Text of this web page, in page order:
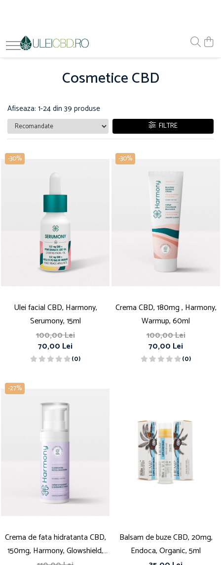
Cosmetice CBD
Afiseaza: 1-24din 39 produse
FILTRE
-30%
Ulei facial CBD, Harmony,
Serumony, 15ml
100,00 Lei
70,00 Lei
(0)
-30%
Crema CBD, 180mg , Harmony,
Warmup, 60ml
100,00 Lei
70,00 Lei
(0)
-27%
Crema de fata hidratanta CBD,
150mg, Harmony, Glowshield,
Balsam de buze CBD, 20mg,
Endoca, Organic, 5ml